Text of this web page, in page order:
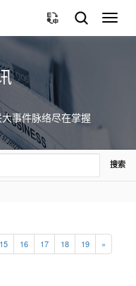
切
换
事件脉络尽在掌握
搜索
15 16 17 18 19 »